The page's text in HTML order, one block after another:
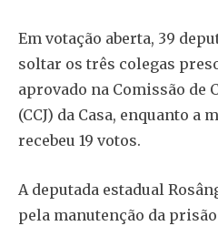
Em votação aberta, 39
soltar os três colegas
aprovado na Comissão de
(CCJ) da Casa, enquanto a
recebeu 19 votos.
A deputada estadual
pela manutenção da